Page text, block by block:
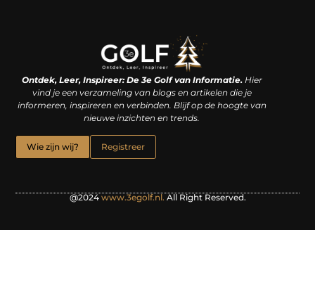
Ontdek, Leer, Inspireer: De 3e Golf van Informatie.Hier
vind je een verzameling van blogs en artikelen die je
informeren, inspireren en verbinden. Blijf op de hoogte van
nieuwe inzichten en trends.
Wie zijn wij? Registreer
@2024 www.3egolf.nl. All Right Reserved.